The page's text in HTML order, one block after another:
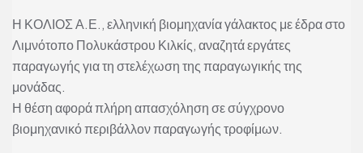
Η ΚΟΛΙΟΣ Α.Ε., ελληνική βιομηχανία γάλακτος με έδρα στο
Λιμνότοπο Πολυκάστρου Κιλκίς, αναζητά εργάτες
παραγωγής για τη στελέχωση της παραγωγικής της
μονάδας.
Η θέση αφορά πλήρη απασχόληση σε σύγχρονο
βιομηχανικό περιβάλλον παραγωγής τροφίμων.